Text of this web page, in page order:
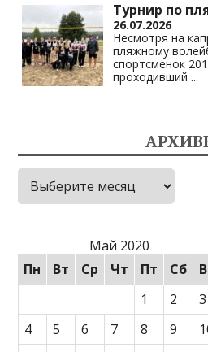
Турнир по
26.07.2026
Несмотря на
пляжному
спортсменок
проходивший ...
Архивы
Май 2020
Пн
Вт Ср Чт Пт Сб
1
2
3
4
5 6 7 8 9